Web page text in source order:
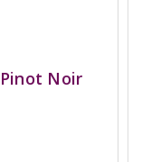
Noir